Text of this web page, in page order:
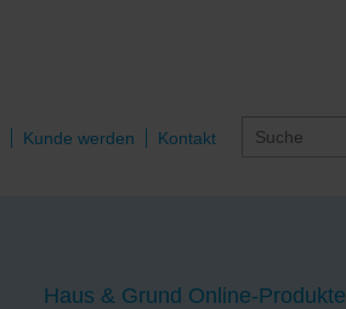
Kunde werden Kontakt
Haus & Grund Online-Produkte